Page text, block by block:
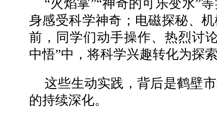
“火焰掌”“神奇的可乐变水”
身感受科学神奇；电磁探秘、
前，同学们动手操作、热烈讨
中悟”中，将科学兴趣转化为探
这些生动实践，背后是鹤壁
的持续深化。